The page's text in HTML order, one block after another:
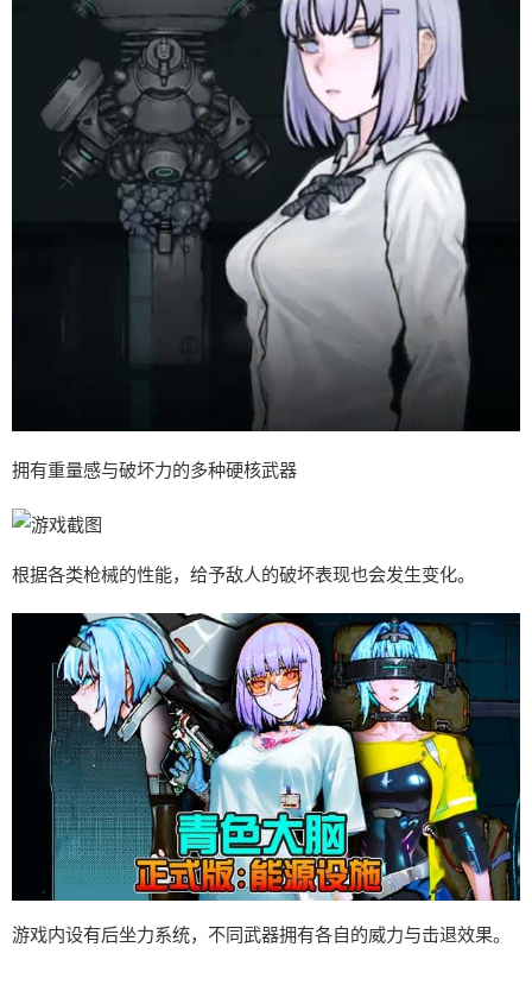
拥有重量感与破坏力的多种硬核武器
根据各类枪械的性能，给予敌人的破坏表现也会发生变化。
游戏内设有后坐力系统，不同武器拥有各自的威力与击退效果。